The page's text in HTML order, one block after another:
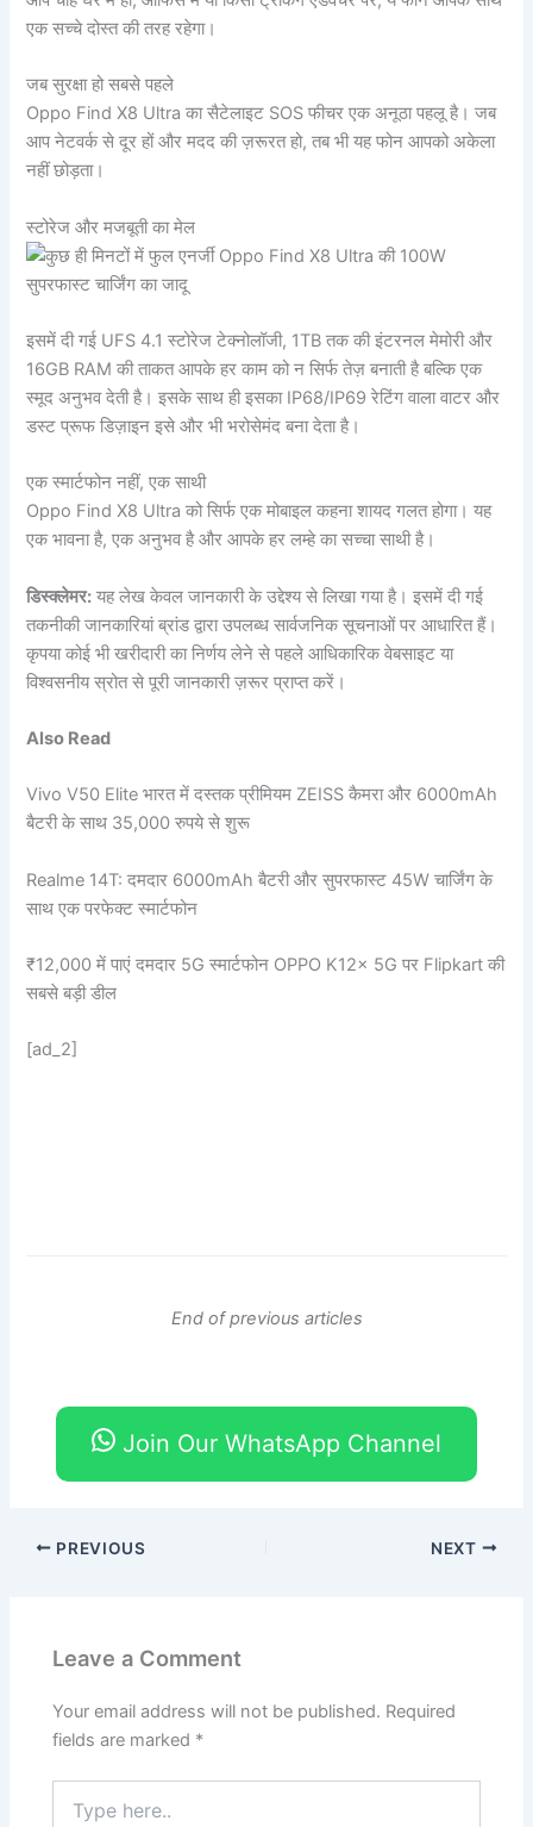
एक सच्चे दोस्त की तरह रहेगा।
जब सुरक्षा हो सबसे पहले
Oppo Find X8 Ultra का सैटेलाइट SOS फीचर एक अनूठा पहलू है। जब
आप नेटवर्क से दूर हों और मदद की ज़रूरत हो, तब भी यह फोन आपको अकेला
नहीं छोड़ता।
स्टोरेज और मजबूती का मेल
इसमें दी गई UFS 4.1 स्टोरेज टेक्नोलॉजी, 1TB तक की इंटरनल मेमोरी और
16GB RAM की ताकत आपके हर काम को न सिर्फ तेज़ बनाती है बल्कि एक
स्मूद अनुभव देती है। इसके साथ ही इसका IP68/IP69 रेटिंग वाला वाटर और
डस्ट प्रूफ डिज़ाइन इसे और भी भरोसेमंद बना देता है।
एक स्मार्टफोन नहीं, एक साथी
Oppo Find X8 Ultra को सिर्फ एक मोबाइल कहना शायद गलत होगा। यह
एक भावना है, एक अनुभव है और आपके हर लम्हे का सच्चा साथी है।
डिस्क्लेमर: यह लेख केवल जानकारी के उद्देश्य से लिखा गया है। इसमें दी गई
तकनीकी जानकारियां ब्रांड द्वारा उपलब्ध सार्वजनिक सूचनाओं पर आधारित हैं।
कृपया कोई भी खरीदारी का निर्णय लेने से पहले आधिकारिक वेबसाइट या
विश्वसनीय स्रोत से पूरी जानकारी ज़रूर प्राप्त करें।
Also Read
Vivo V50 Elite भारत में दस्तक प्रीमियम ZEISS कैमरा और 6000mAh
बैटरी के साथ 35,000 रुपये से शुरू
Realme 14T: दमदार 6000mAh बैटरी और सुपरफास्ट 45W चार्जिंग के
साथ एक परफेक्ट स्मार्टफोन
₹12,000 में पाएं दमदार 5G स्मार्टफोन OPPO K12x 5G पर Flipkart की
सबसे बड़ी डील
[ad_2]
End of previous articles
Join Our WhatsApp Channel
PREVIOUS NEXT
Leave a Comment
Your email address will not be published. Required
fields are marked *
here..